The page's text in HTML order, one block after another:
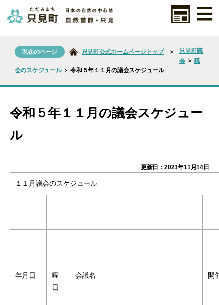
現在のページ 只見町公式ホームページトップ ＞
只見町議
会 ＞ 議
会のスケジュール＞ 令和５年１１月の議会スケジュール
令和５年１１月の議会スケジュー
ル
更新日：2023年11月14日
１１月議会のスケジュール
年月日
曜
日
会議名 開